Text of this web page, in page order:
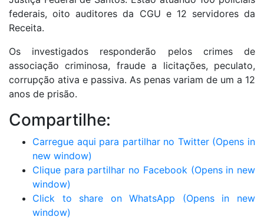
federais, oito auditores da CGU e 12 servidores da
Receita.
Os investigados responderão pelos crimes de
associação criminosa, fraude a licitações, peculato,
corrupção ativa e passiva. As penas variam de um a 12
anos de prisão.
Compartilhe:
Carregue aqui para partilhar no Twitter (Opens in
new window)
Clique para partilhar no Facebook (Opens in new
window)
Click to share on WhatsApp (Opens in new
window)